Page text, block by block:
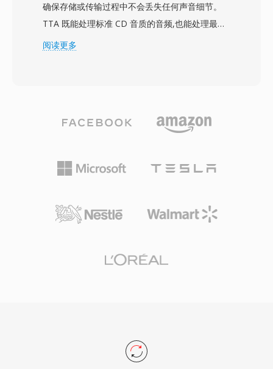
确保存储或传输过程中不会丢失任何声音细节。
TTA 既能处理标准 CD 音质的音频,也能处理最高
32 位整数采样的高分辨率内容,适用于日常聆听和
签,因此曲目信息和专辑封面可以随音频一同携
TTA 相对于某些竞争无损格式的实用优势。开源
参考实现以 GNU GPL 许可证发布,鼓励社区采用
音频领域占据了更大的市场份额,TTA 仍然服务于
阅读更多